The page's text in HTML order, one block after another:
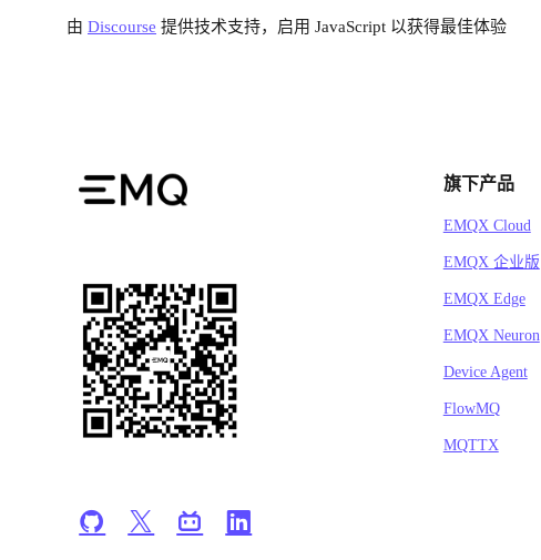
由 Discourse 提供技术支持，启用 JavaScript 以获得最佳体验
旗下产品
EMQX Cloud
EMQX 企业版
EMQX Edge
EMQX Neuron
Device Agent
FlowMQ
MQTTX